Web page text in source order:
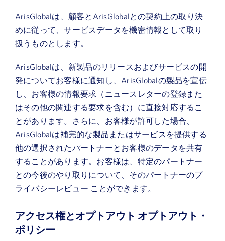
ArisGlobalは、顧客とArisGlobalとの契約上の取り決
めに従って、サービスデータを機密情報として取り
扱うものとします。
ArisGlobalは、新製品のリリースおよびサービスの開
発についてお客様に通知し、ArisGlobalの製品を宣伝
し、お客様の情報要求（ニュースレターの登録また
はその他の関連する要求を含む）に直接対応するこ
とがあります。さらに、お客様が許可した場合、
ArisGlobalは補完的な製品またはサービスを提供する
他の選択されたパートナーとお客様のデータを共有
することがあります。お客様は、特定のパートナー
との今後のやり取りについて、そのパートナーのプ
ライバシーレビュー ことができます。
アクセス権とオプトアウト オプトアウト・
ポリシー